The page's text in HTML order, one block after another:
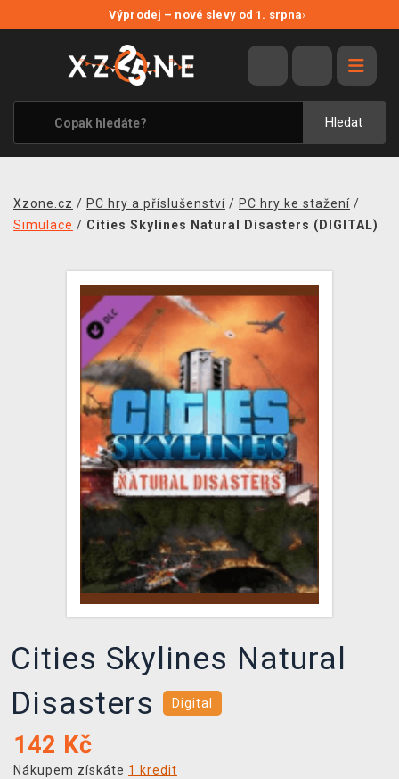
Výprodej – nové slevy od 1. srpna›
Hledat
VÝPRODEJ
VIDEOHRY
XZONE ORIGINALS
TÉMATIKY
MERCHANDISE
KONTAKT
PRODEJNY
DOPRAVA
XZONE KLUB
TCG & BOARDGAME HUB
VÝKUP HER (BAZAR)
Xzone.cz / PC hry a příslušenství / PC hry ke stažení /
Simulace / Cities Skylines Natural Disasters (DIGITAL)
Cities Skylines Natural
Disasters
Digital
142 Kč
Nákupem získáte 1 kredit